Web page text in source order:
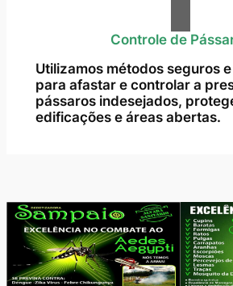
Controle de
Utilizamos métodos seguros
para afastar e controlar a
pássaros indesejados,
edificações e áreas abertas.